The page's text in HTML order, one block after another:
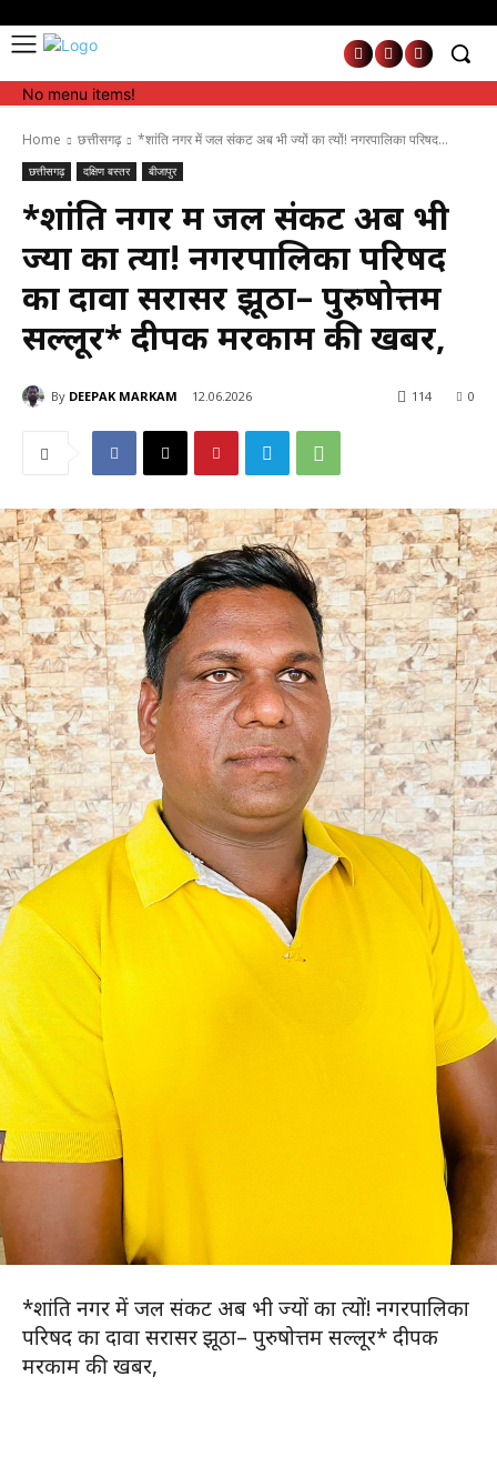
No menu items!
Home छत्तीसगढ़ *शांति नगर में जल संकट अब भी ज्यों का त्यों! नगरपालिका परिषद...
छत्तीसगढ़ दक्षिण बस्तर बीजापुर
*शांति नगर में जल संकट अब भी
ज्यों का त्यों! नगरपालिका परिषद
का दावा सरासर झूठा– पुरुषोत्तम
सल्लूर* दीपक मरकाम की खबर,
By DEEPAK MARKAM 12.06.2026 0
114
*शांति नगर में जल संकट अब भी ज्यों का त्यों! नगरपालिका
परिषद का दावा सरासर झूठा– पुरुषोत्तम सल्लूर* दीपक
मरकाम की खबर,